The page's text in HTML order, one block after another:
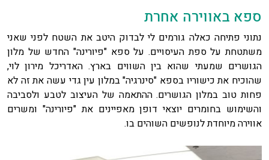
ספא באווירה אחרת
נתוני פתיחה כאלה גורמים לי לבדוק היטב את השטח לפני שאני
משתטחת על ספת העיסויים. על ספא "פיורינה" החדש של מלון
הגושרים שמעתי שהוא בין השווים בארץ. האדריכל מירון לוי,
שהוכיח את כישוריו בספא "סינרגיה" במלון עין גדי עשה את זה לא
פחות טוב במלון הגושרים. ההתאמה של העיצוב לטבע ולסביבה
והשימוש בחומרים יוצאי דופן מאפיינים את "פיורינה" ומשרים
אווירה מיוחדת לנופשים השוהים בו.